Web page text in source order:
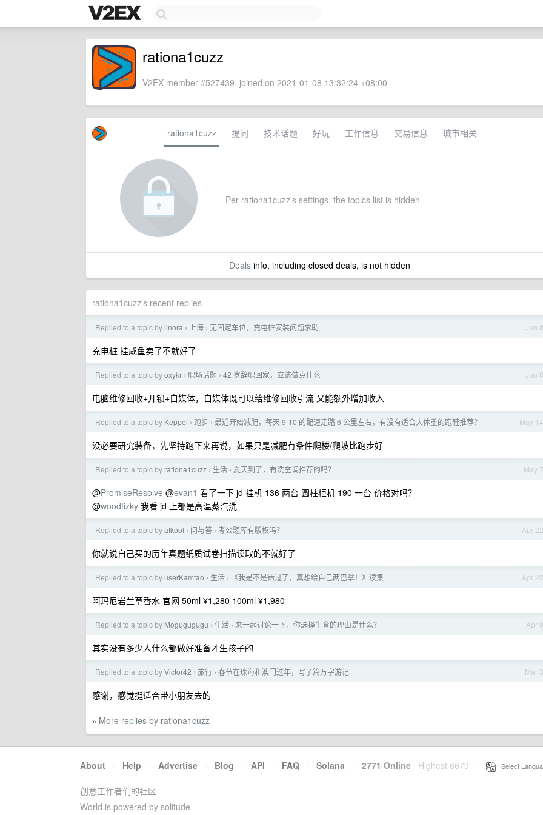
rationa1cuzz
V2EX member #527439, joined on 2021-01-08 13:32:24 +08:00
rationa1cuzz 提问 技术话题 好玩 工作信息 交易信息 城市相关
Per rationa1cuzz's settings, the topics list is hidden
Dealsinfo, including closed deals, is not hidden
rationa1cuzz's recent replies
Jun 8
Replied to a topic by linora › 上海 › 无固定车位，充电桩安装问题求助
充电桩 挂咸鱼卖了不就好了
Jun 8
Replied to a topic byoxykr › 职场话题 › 42 岁辞职回家，应该做点什么
电脑维修回收+开锁+自媒体，自媒体既可以给维修回收引流 又能额外增加收入
May 14
Replied to a topic by Keppel › 跑步 › 最近开始减肥，每天 9-10 的配速走路 6 公里左右，有没有适合大体重的跑鞋推荐？
没必要研究装备，先坚持跑下来再说，如果只是减肥有条件爬楼/爬坡比跑步好
May 7
Replied to a topic by rationa1cuzz › 生活 › 夏天到了，有洗空调推荐的吗？
@PromiseResolve @evan1 看了一下 jd 挂机 136 两台 圆柱柜机 190 一台 价格对吗？
@woodfizky 我看 jd 上都是高温蒸汽洗
Apr 22
Replied to a topic byafkool › 问与答 › 考公题库有版权吗？
你就说自己买的历年真题纸质试卷扫描读取的不就好了
Apr 22
Replied to a topic byuserKamtao › 生活 › 《我是不是错过了，真想给自己两巴掌！》续集
阿玛尼岩兰草香水 官网 50ml ¥1,280 100ml ¥1,980
Apr 9
Replied to a topic by Mogugugugu › 生活 › 来一起讨论一下，你选择生育的理由是什么？
其实没有多少人什么都做好准备才生孩子的
Mar 3
Replied to a topic byVictor42 › 旅行 › 春节在珠海和澳门过年，写了篇万字游记
感谢，感觉挺适合带小朋友去的
» More replies by rationa1cuzz
About · Help · Advertise · Blog · API · FAQ · Solana · 2771 Online Highest 6679 Select
创意工作者们的社区
World is powered by solitude